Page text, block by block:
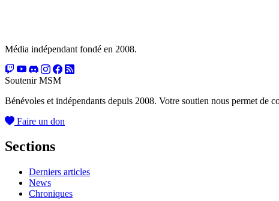
Média indépendant fondé en 2008.
Soutenir MSM
Bénévoles et indépendants depuis 2008. Votre soutien nous permet de
Faire un don
Sections
Derniers articles
News
Chroniques